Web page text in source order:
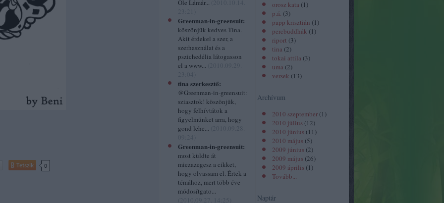
orosz kata (1 )
p.á. (3)
papp krisztián (1 )
percbuddhák (1 )
riport (3)
tina (2)
tokai attila (3)
uma (2)
versek (13)
Archívum
2010 szeptember (1 )
2010 július (12)
2010 június (11 )
2010 május (5)
2009 június (2)
2009 május (26)
2009 április (1 )
Tovább...
Naptár
Ole Lámár...
Greenman-in-greensuit:
köszönjük kedves Tina.
Akit érdekel a szer, a
szerhasználat és a
pszichedélia látogasson
el a www...
tina szerkesztő:
@Greenman-in-greensuit:
sziasztok! köszönjük,
hogy felhívtátok a
figyelmünket arra, hogy
gond lehe...
Greenman-in-greensuit:
most küldte át
miezazegesz a cikket,
hogy olvassam el. Értek a
témához, mert több éve
módosítgato...
Tetszik 0